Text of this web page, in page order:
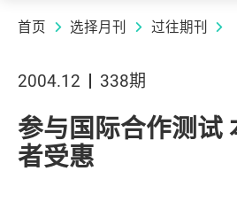
首页 选择月刊 过往期刊
2004.12 338期
参与国际合作测试
者受惠